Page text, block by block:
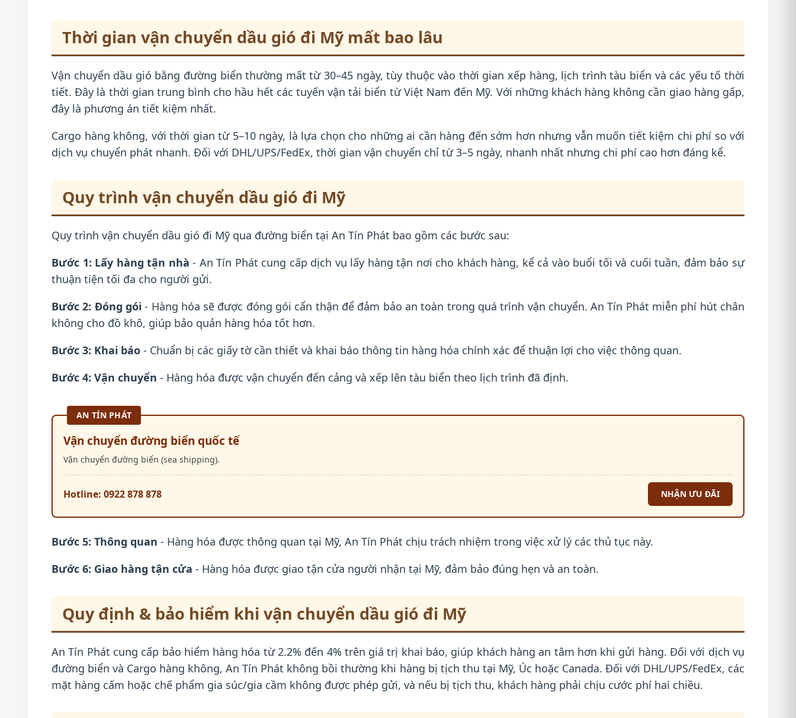
Thời gian vận chuyển dầu gió đi Mỹ mất bao lâu
Vận chuyển dầu gió bằng đường biển thường mất từ 30–45 ngày, tùy thuộc vào thời gian xếp hàng, lịch trình tàu biển và các yếu tố thời
tiết. Đây là thời gian trung bình cho hầu hết các tuyến vận tải biển từ Việt Nam đến Mỹ. Với những khách hàng không cần giao hàng gấp,
đây là phương án tiết kiệm nhất.
Cargo hàng không, với thời gian từ 5–10 ngày, là lựa chọn cho những ai cần hàng đến sớm hơn nhưng vẫn muốn tiết kiệm chi phí so với
dịch vụ chuyển phát nhanh. Đối với DHL/UPS/FedEx, thời gian vận chuyển chỉ từ 3–5 ngày, nhanh nhất nhưng chi phí cao hơn đáng kể.
Quy trình vận chuyển dầu gió đi Mỹ
Quy trình vận chuyển dầu gió đi Mỹ qua đường biển tại An Tín Phát bao gồm các bước sau:
Bước 1: Lấy hàng tận nhà - An Tín Phát cung cấp dịch vụ lấy hàng tận nơi cho khách hàng, kể cả vào buổi tối và cuối tuần, đảm bảo sự
thuận tiện tối đa cho người gửi.
Bước 2: Đóng gói - Hàng hóa sẽ được đóng gói cẩn thận để đảm bảo an toàn trong quá trình vận chuyển. An Tín Phát miễn phí hút chân
không cho đồ khô, giúp bảo quản hàng hóa tốt hơn.
Bước 3: Khai báo - Chuẩn bị các giấy tờ cần thiết và khai báo thông tin hàng hóa chính xác để thuận lợi cho việc thông quan.
Bước 4: Vận chuyển - Hàng hóa được vận chuyển đến cảng và xếp lên tàu biển theo lịch trình đã định.
AN TÍN PHÁT
Vận chuyển đường biển quốc tế
Vận chuyển đường biển (sea shipping).
Hotline: 0922 878 878 NHẬN ƯU ĐÃI
Bước 5: Thông quan - Hàng hóa được thông quan tại Mỹ, An Tín Phát chịu trách nhiệm trong việc xử lý các thủ tục này.
Bước 6: Giao hàng tận cửa - Hàng hóa được giao tận cửa người nhận tại Mỹ, đảm bảo đúng hẹn và an toàn.
Quy định & bảo hiểm khi vận chuyển dầu gió đi Mỹ
An Tín Phát cung cấp bảo hiểm hàng hóa từ 2.2% đến 4% trên giá trị khai báo, giúp khách hàng an tâm hơn khi gửi hàng. Đối với dịch vụ
đường biển và Cargo hàng không, An Tín Phát không bồi thường khi hàng bị tịch thu tại Mỹ, Úc hoặc Canada. Đối với DHL/UPS/FedEx, các
mặt hàng cấm hoặc chế phẩm gia súc/gia cầm không được phép gửi, và nếu bị tịch thu, khách hàng phải chịu cước phí hai chiều.